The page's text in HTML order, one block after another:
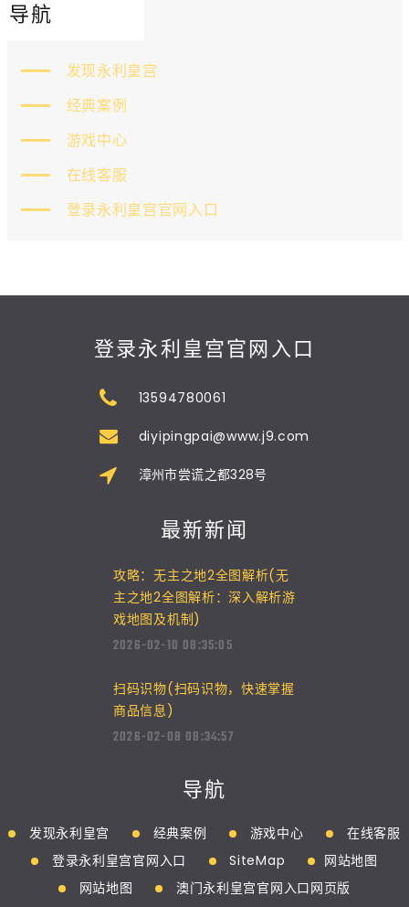
导航
发现永利皇宫
经典案例
游戏中心
在线客服
登录永利皇宫官网入口
登录永利皇宫官网入口
13594780061
diyipingpai@www.j9.com
漳州市尝谎之都328号
最新新闻
攻略：无主之地2全图解析(无
主之地2全图解析：深入解析游
戏地图及机制)
2026-02-10 08:35:05
扫码识物(扫码识物，快速掌握
商品信息)
2026-02-08 08:34:57
导航
发现永利皇宫 经典案例 游戏中心
在线客服
登录永利皇宫官网入口
SiteMap
网站地图
网站地图
澳门永利皇宫官网入口网页版